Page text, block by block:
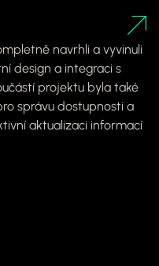
navrhli a vyvinuli
design a integraci s
projektu byla také
správu dostupnosti a
aktualizaci informací